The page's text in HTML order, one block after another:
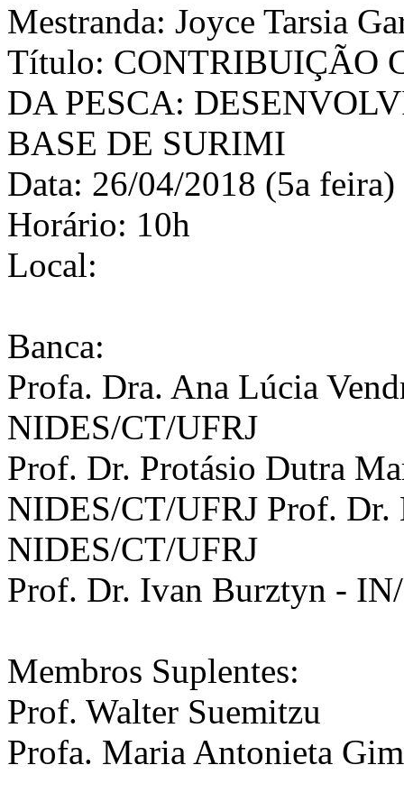
Mestranda: Joyce Tarsia
Título: CONTRIBUIÇÃO
DA PESCA:
BASE DE SURIMI
Data: 26/04/2018 (5a feira)
Horário: 10h
Local:
Banca:
Profa. Dra. Ana Lúcia
NIDES/CT/UFRJ
Prof. Dr. Protásio Dutra
NIDES/CT/UFRJ Prof.
NIDES/CT/UFRJ
Prof. Dr. Ivan Burztyn -
Membros Suplentes:
Prof. Walter Suemitzu
Profa. Maria Antonieta